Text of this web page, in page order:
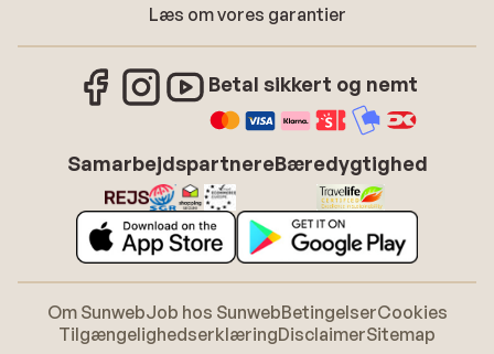
Læs om vores garantier
Betal sikkert og nemt
SamarbejdspartnereBæredygtighed
Om SunwebJob hos SunwebBetingelserCookies
TilgængelighedserklæringDisclaimerSitemap